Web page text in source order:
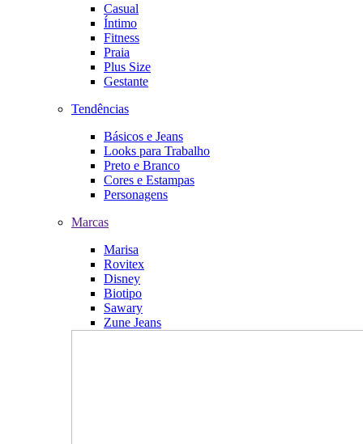
Casual
Íntimo
Fitness
Praia
Plus Size
Gestante
Tendências
Básicos e Jeans
Looks para Trabalho
Preto e Branco
Cores e Estampas
Personagens
Marcas
Marisa
Rovitex
Disney
Biotipo
Sawary
Zune Jeans